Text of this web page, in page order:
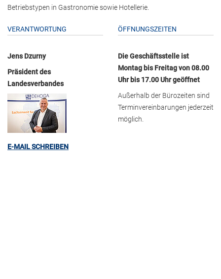
Betriebstypen in Gastronomie sowie Hotellerie.
VERANTWORTUNG
Jens Dzurny
Präsident des
Landesverbandes
E-MAIL SCHREIBEN
ÖFFNUNGSZEITEN
Die Geschäftsstelle ist
Montag bis Freitag von 08.00
Uhr bis 17.00 Uhr geöffnet
Außerhalb der Bürozeiten sind
Terminvereinbarungen jederzeit
möglich.